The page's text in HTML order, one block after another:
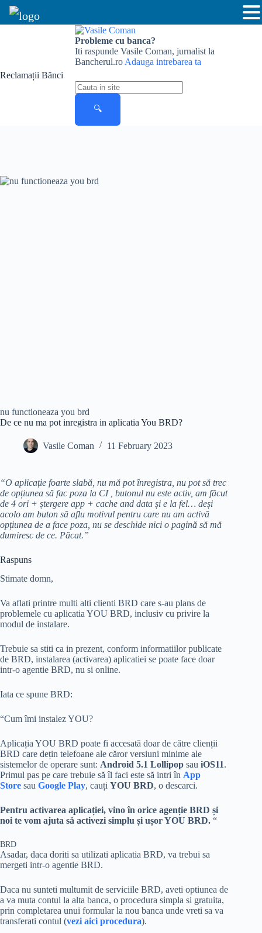
Reclamații Bănci
Probleme cu banca?
Iti raspunde Vasile Coman, jurnalist la
Bancherul.ro Adauga intrebarea ta
Cauta
in
🔍
nu functioneaza you brd
De ce nu ma pot inregistra in aplicatia You BRD?
Vasile Coman 11 February 2023
“O aplicație foarte slabă, nu mă pot înregistra, nu pot să trec
de opțiunea să fac poza la CI , butonul nu este activ, am făcut
de 4 ori + ștergere app + cache and data și e la fel… deși
acolo am buton să aflu motivul pentru care nu am activă
opțiunea de a face poza, nu se deschide nici o pagină să mă
dumiresc de ce. Păcat.”
Raspuns
Stimate domn,
Va aflati printre multi alti clienti BRD care s-au plans de
problemele cu aplicatia YOU BRD, inclusiv cu privire la
modul de instalare.
Trebuie sa stiti ca in prezent, conform informatiilor publicate
de BRD, instalarea (activarea) aplicatiei se poate face doar
intr-o agentie BRD, nu si online.
Iata ce spune BRD:
“Cum îmi instalez YOU?
Aplicația YOU BRD poate fi accesată doar de către clienții
BRD care dețin telefoane ale căror versiuni minime ale
sistemelor de operare sunt: Android 5.1 Lollipop sau iOS11.
Primul pas pe care trebuie să îl faci este să intri în App
Store sau Google Play, cauți YOU BRD, o descarci.
Pentru activarea aplicației, vino în orice agenție BRD și
noi te vom ajuta să activezi simplu și ușor YOU BRD. “
BRD
Asadar, daca doriti sa utilizati aplicatia BRD, va trebui sa
mergeti intr-o agentie BRD.
Daca nu sunteti multumit de serviciile BRD, aveti optiunea de
a va muta contul la alta banca, o procedura simpla si gratuita,
prin completarea unui formular la nou banca unde vreti sa va
transferati contul (vezi aici procedura).